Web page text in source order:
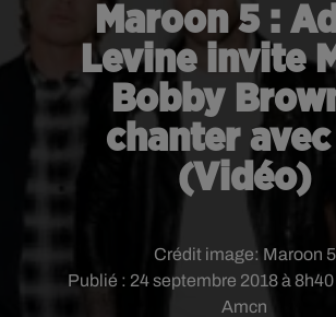
Maroon 5 :
Levine invite
Bobby
chanter
(Vidéo)
Publié : 24 septembre 2018 à
Amcn
Crédit image: Maroon 5